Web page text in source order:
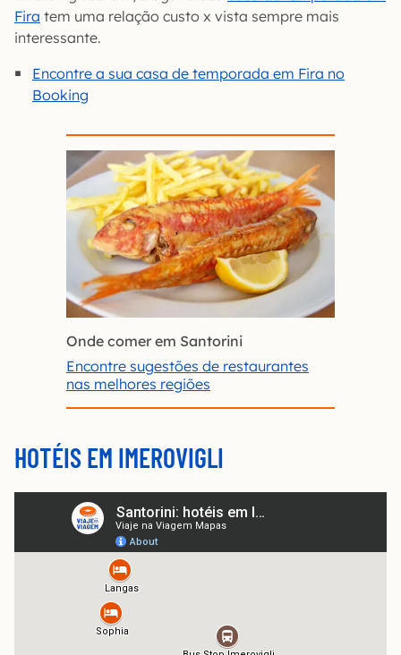
Fira tem uma relação custo x vista sempre mais
interessante.
Encontre a sua casa de temporada em Fira no
Booking
Onde comer em Santorini
Encontre sugestões de restaurantes
nas melhores regiões
HOTÉIS EM IMEROVIGLI